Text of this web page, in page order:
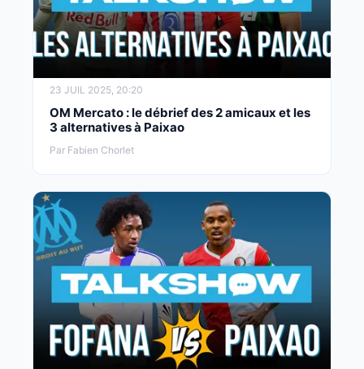
23 JUIL 2025, 20:20
OM Mercato : le débrief des 2 amicaux et les
3 alternatives à Paixao
Par Fabien Chorlet